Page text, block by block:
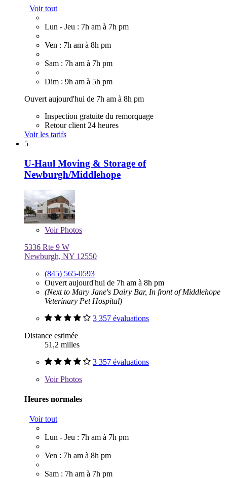
Voir tout
Lun - Jeu : 7h am à 7h pm
Ven : 7h am à 8h pm
Sam : 7h am à 7h pm
Dim : 9h am à 5h pm
Ouvert aujourd'hui de 7h am à 8h pm
Inspection gratuite du remorquage
Retour client 24 heures
Voir les tarifs
5
U-Haul Moving & Storage of
Newburgh/Middlehope
VoirPhotos
5336 Rte 9 W
Newburgh, NY 12550
(845) 565-0593
Ouvert aujourd'hui de 7h am à 8h pm
(Next to Mary Jane's Dairy Bar, In front of Middlehope
Veterinary Pet Hospital)
3 357 évaluations
Distance estimée
51,2 milles
3 357 évaluations
VoirPhotos
Heures normales
Voir tout
Lun - Jeu : 7h am à 7h pm
Ven : 7h am à 8h pm
Sam : 7h am à 7h pm